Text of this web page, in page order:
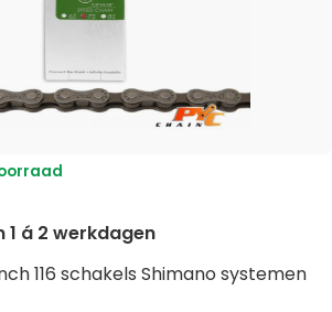
1 á 2 werkdagen
116 schakels Shimano systemen